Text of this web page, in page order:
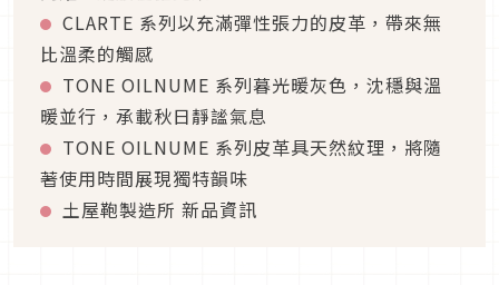
CLARTE 系列以充滿彈性張力的皮革，帶來無
比溫柔的觸感
TONE OILNUME 系列暮光暖灰色，沈穩與溫
暖並行，承載秋日靜謐氣息
TONE OILNUME 系列皮革具天然紋理，將隨
著使用時間展現獨特韻味
土屋鞄製造所 新品資訊